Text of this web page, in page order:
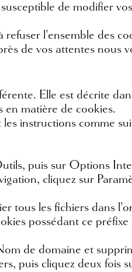
de modifier
l'ensemble des
de vos attentes nous
Elle est décrite
en matière de cookies.
instructions comme
puis sur Options
cliquez sur
tous les fichiers dans
possédant ce
de domaine et
puis cliquez deux